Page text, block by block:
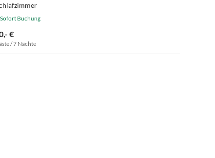
Sofort Buchung
€
/ 7 Nächte